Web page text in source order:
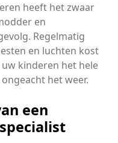
heeft het zwaar
en
Regelmatig
en luchten kost
kinderen het hele
het weer.
een